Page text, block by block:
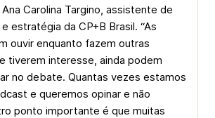
Carolina Targino, assistente de
estratégia da CP+B Brasil. “As
ouvir enquanto fazem outras
tiverem interesse, ainda podem
no debate. Quantas vezes estamos
e queremos opinar e não
ponto importante é que muitas